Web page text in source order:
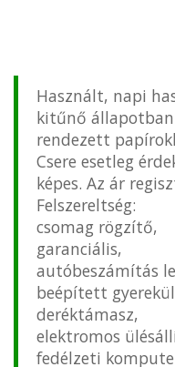
Használt, napi
kitűnő
rendezett
Csere esetleg
képes. Az ár
Felszereltség:
csomag rögzítő,
garanciális,
autóbeszámítás
beépített
deréktámasz,
elektromos
fedélzeti